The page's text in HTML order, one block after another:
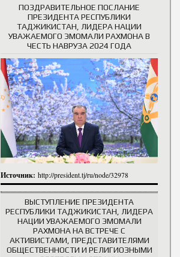
ПОЗДРАВИТЕЛЬНОЕ ПОСЛАНИЕ
ПРЕЗИДЕНТА РЕСПУБЛИКИ
ТАДЖИКИСТАН, ЛИДЕРА НАЦИИ
УВАЖАЕМОГО ЭМОМАЛИ РАХМОНА В
ЧЕСТЬ НАВРУЗА 2024 ГОДА
Источник: http://president.tj/ru/node/32978
ВЫСТУПЛЕНИЕ ПРЕЗИДЕНТА
РЕСПУБЛИКИ ТАДЖИКИСТАН, ЛИДЕРА
НАЦИИ УВАЖАЕМОГО ЭМОМАЛИ
РАХМОНА НА ВСТРЕЧЕ С
АКТИВИСТАМИ, ПРЕДСТАВИТЕЛЯМИ
ОБЩЕСТВЕННОСТИ И РЕЛИГИОЗНЫМИ